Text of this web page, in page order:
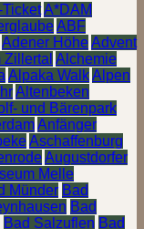
A*DAM
ABF
Adener HöheAdvent
Alchemie
Alpaka WalkAlpen
Altenbeken
und Bärenpark
Anfänger
Aschaffenburg
Augustdorfer
Melle
Münder Bad
Bad
Bad Salzuflen Bad